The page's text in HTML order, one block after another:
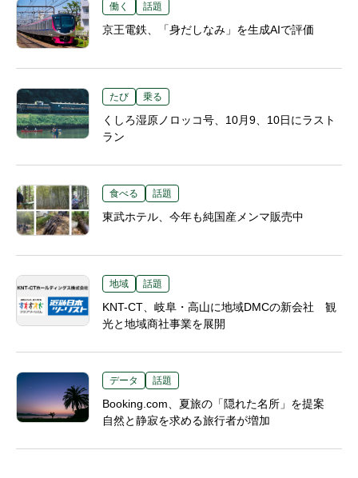
働く 話題
京王電鉄、「身だしなみ」を生成AIで評価
たび 乗る
くしろ湿原ノロッコ号、10月9、10日にラスト
ラン
食べる 話題
東武ホテル、今年も純国産メンマ販売中
地域 話題
KNT-CT、岐阜・高山に地域DMCの新会社 観
光と地域商社事業を展開
データ 話題
Booking.com、夏旅の「隠れた名所」を提案
自然と静寂を求める旅行者が増加